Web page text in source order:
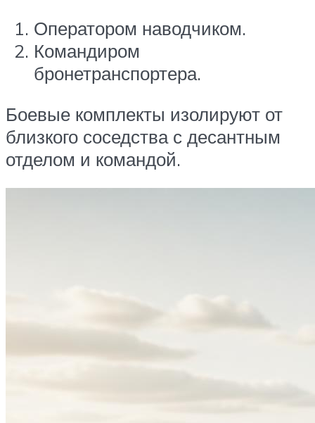
Оператором наводчиком.
Командиром
бронетранспортера.
Боевые комплекты изолируют от
близкого соседства с десантным
отделом и командой.